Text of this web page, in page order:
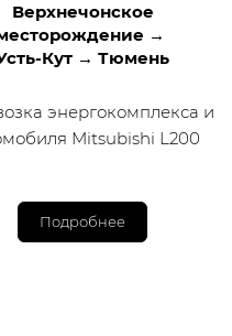
Верхнечонское
→
Кут → Тюмень
энергокомплекса и
Mitsubishi L200
Подробнее